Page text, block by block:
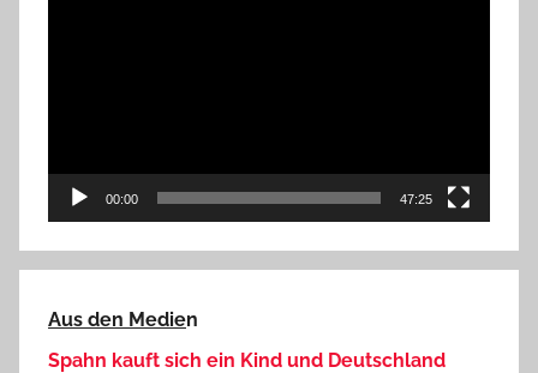
00:00 47:25
Aus den Medien
Spahn kauft sich ein Kind und Deutschland